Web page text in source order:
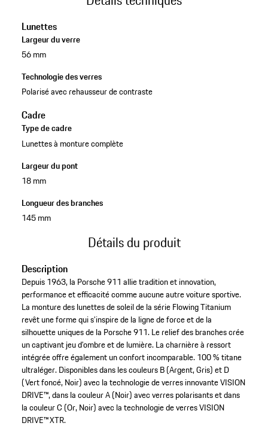
Lunettes
Largeur du verre
56 mm
Technologie des verres
Polarisé avec rehausseur de contraste
Cadre
Type de cadre
Lunettes à monture complète
Largeur du pont
18 mm
Longueur des branches
145 mm
Détails du produit
Description
Depuis 1963, la Porsche 911 allie tradition et innovation,
performance et efficacité comme aucune autre voiture sportive.
La monture des lunettes de soleil de la série Flowing Titanium
revêt une forme qui s’inspire de la ligne de force et de la
silhouette uniques de la Porsche 911. Le relief des branches crée
un captivant jeu d’ombre et de lumière. La charnière à ressort
intégrée offre également un confort incomparable. 100 % titane
ultraléger. Disponibles dans les couleurs B (Argent, Gris) et D
(Vert foncé, Noir) avec la technologie de verres innovante VISION
DRIVE™, dans la couleur A (Noir) avec verres polarisants et dans
la couleur C (Or, Noir) avec la technologie de verres VISION
DRIVE™ XTR.